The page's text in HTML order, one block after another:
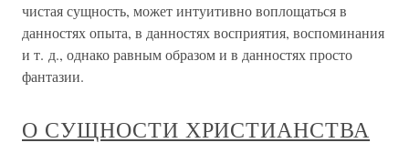
чистая сущность, может интуитивно воплощаться в
данностях опыта, в данностях восприятия, воспоминания
и т. д., однако равным образом и в данностях просто
фантазии.
О СУЩНОСТИ ХРИСТИАНСТВА